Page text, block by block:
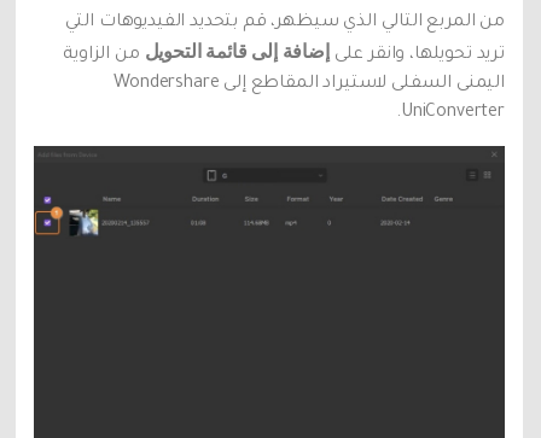
من المربع التالي الذي سيظهر، قم بتحديد الفيديوهات التي
تريد تحويلها، وانقر على إضافة إلى قائمة التحويل من الزاوية
اليمنى السفلى لاستيراد المقاطع إلى Wondershare
UniConverter.